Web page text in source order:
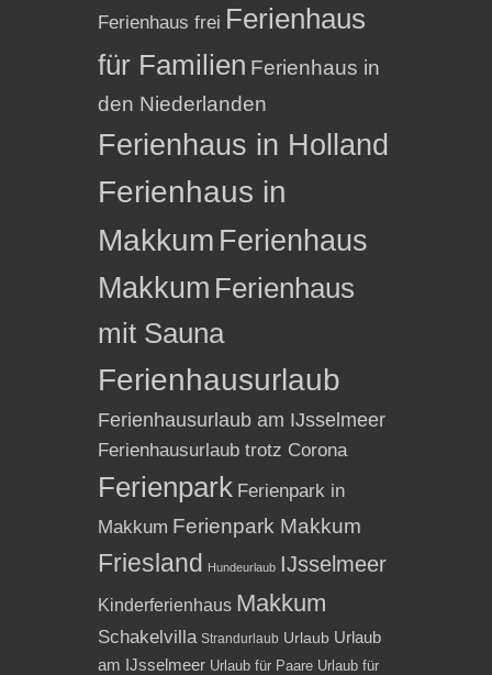
Ferienhaus frei Ferienhaus
für Familien Ferienhaus in
den Niederlanden
Ferienhaus in Holland
Ferienhaus in
Makkum Ferienhaus
Makkum Ferienhaus
mit Sauna
Ferienhausurlaub
Ferienhausurlaub am IJsselmeer
Ferienhausurlaub trotz Corona
Ferienpark Ferienpark in
Makkum Ferienpark Makkum
Friesland Hundeurlaub IJsselmeer
Kinderferienhaus Makkum
Schakelvilla Strandurlaub Urlaub Urlaub
am IJsselmeer Urlaub für Paare Urlaub für